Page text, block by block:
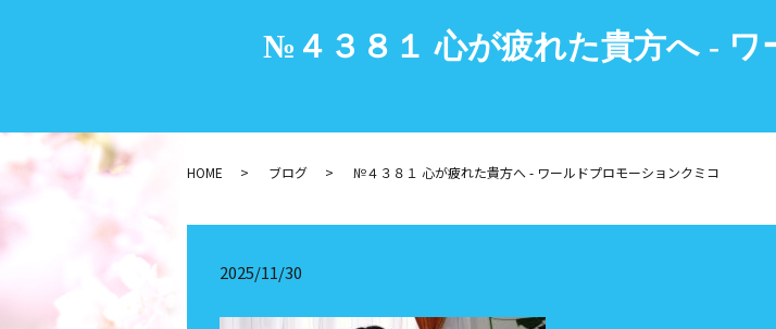
№４３８１ 心が疲れた貴方へ - ワ
HOME ブログ №４３８１ 心が疲れた貴方へ - ワールドプロモーションクミコ
2025/11/30